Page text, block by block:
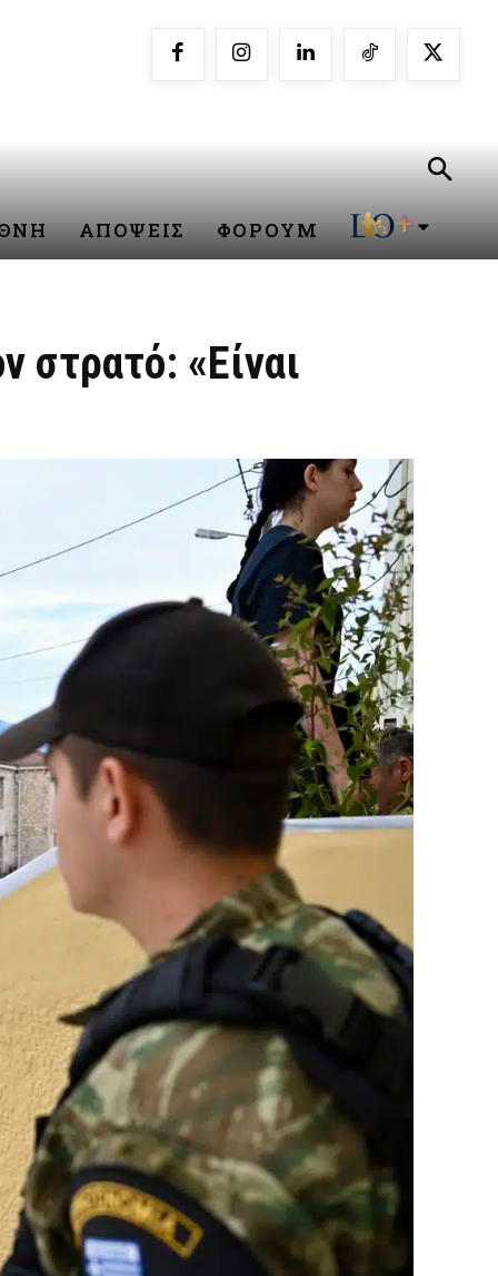
ΑΠΟΨΕΙΣ ΦΟΡΟΥΜ
στρατό: «Είναι